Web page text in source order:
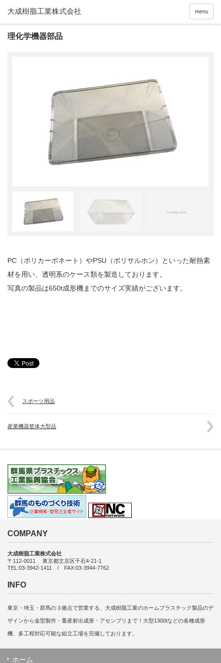
menu
理化学機器部品
PC（ポリカーボネート）やPSU（ポリサルホン）といった耐熱素
材を用い、透明系のケース類を製造しております。
写真の製品は650t成形機までのサイズ実績がございます。
スポーツ用品
産業機器筐体大型品
COMPANY
大成樹脂工業株式会社
〒112-0011 東京都文京区千石4-21-1
TEL:03-3942-1411 / FAX:03-3944-7762
INFO
東京・埼玉・群馬の３拠点で営業する、大成樹脂工業のホームプラスチック製品のデ
ザインから金型製作・量産射出成形・アセンブリまで！大型1300tなどの各種成形
機、多工程対応可能な組立工場を完備しております。
ホーム